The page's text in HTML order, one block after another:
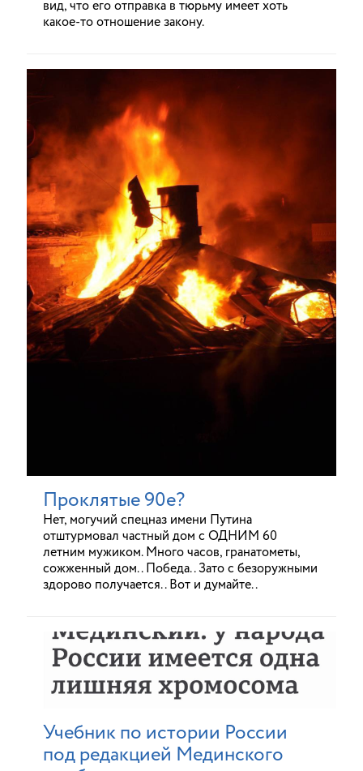
вид, что его отправка в тюрьму имеет хоть
какое-то отношение закону.
Проклятые 90е?
Нет, могучий спецназ имени Путина
отштурмовал частный дом с ОДНИМ 60
летним мужиком. Много часов, гранатометы,
сожженный дом.. Победа.. Зато с безоружными
здорово получается.. Вот и думайте..
Учебник по истории России
под редакцией Мединского